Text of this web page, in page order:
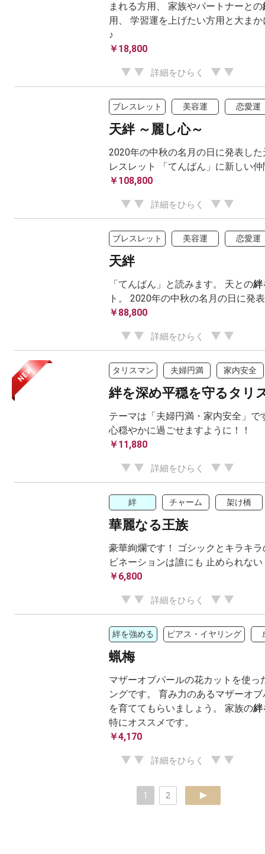
まれる方用、 家族やパートナーとの
用、 学習運を上げたい方用と大ま
♪
￥18,800
詳細をひらく
ブレスレット 美容運 恋愛運
天絆 ～麗し心～
2020年の中秋の名月の日に発表した
レスレット 「てんばん」に新しい
￥108,800
詳細をひらく
ブレスレット 美容運 恋愛運
天絆
「てんばん」と読みます。 天との絆
ト。 2020年の中秋の名月の日に発
￥88,800
詳細をひらく
NEW タリスマン 夫婦円満 家内安全
絆を深め平穏を守るタリ
テーマは「夫婦円満・家内安全」で
心穏やかに過ごせますように！！
￥11,880
詳細をひらく
絆 チャーム 架け橋
華麗なる王族
豪華絢爛です！ ゴシックとキラキ
ビネーションは誰にも 止められな
￥6,800
詳細をひらく
絆を強める ピアス・イヤリング
蝋梅
マザーオブパールの花カットを使っ
ングです。 育み力のあるマザーオ
を育ててもらいましょう。 家族の絆
特にオススメです。
￥4,170
詳細をひらく
1 2 next